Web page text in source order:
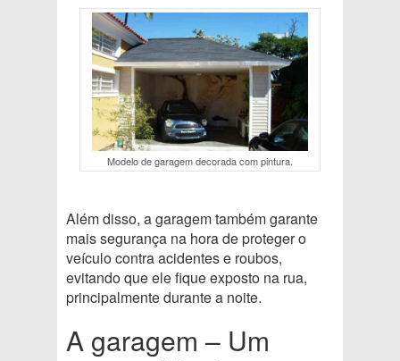
Modelo de garagem decorada com pintura.
Além disso, a garagem também garante
mais segurança na hora de proteger o
veículo contra acidentes e roubos,
evitando que ele fique exposto na rua,
principalmente durante a noite.
A garagem – Um